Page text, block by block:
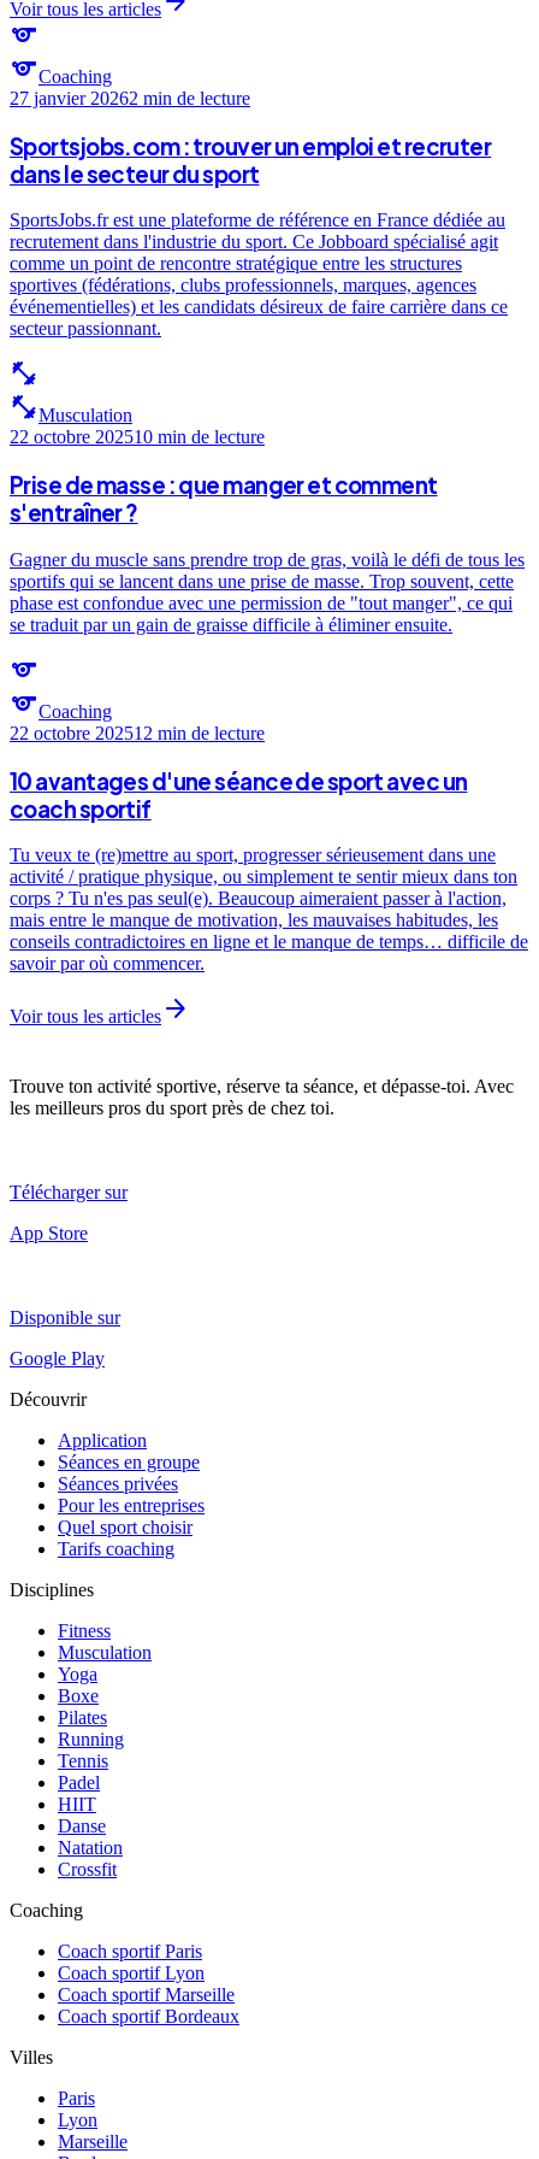
Voir tous les articles
sports
sportsCoaching
27 janvier 20262 min de lecture
Sportsjobs.com : trouver un emploi et recruter
dans le secteur du sport
SportsJobs.fr est une plateforme de référence en France dédiée au
recrutement dans l'industrie du sport. Ce Jobboard spécialisé agit
comme un point de rencontre stratégique entre les structures
sportives (fédérations, clubs professionnels, marques, agences
événementielles) et les candidats désireux de faire carrière dans ce
secteur passionnant.
fitness_center
fitness_centerMusculation
22 octobre 202510 min de lecture
Prise de masse : que manger et comment
s'entraîner ?
Gagner du muscle sans prendre trop de gras, voilà le défi de tous les
sportifs qui se lancent dans une prise de masse. Trop souvent, cette
phase est confondue avec une permission de "tout manger", ce qui
se traduit par un gain de graisse difficile à éliminer ensuite.
sports
sportsCoaching
22 octobre 202512 min de lecture
10 avantages d'une séance de sport avec un
coach sportif
Tu veux te (re)mettre au sport, progresser sérieusement dans une
activité / pratique physique, ou simplement te sentir mieux dans ton
corps ? Tu n'es pas seul(e). Beaucoup aimeraient passer à l'action,
mais entre le manque de motivation, les mauvaises habitudes, les
conseils contradictoires en ligne et le manque de temps… difficile de
savoir par où commencer.
Voir tous les articles arrow_forward
Trouve ton activité sportive, réserve ta séance, et dépasse-toi. Avec
les meilleurs pros du sport près de chez toi.
Télécharger sur
App Store
Disponible sur
Google Play
Découvrir
Application
Séances en groupe
Séances privées
Pour les entreprises
Quel sport choisir
Tarifs coaching
Disciplines
Fitness
Musculation
Yoga
Boxe
Pilates
Running
Tennis
Padel
HIIT
Danse
Natation
Crossfit
Coaching
Coach sportif Paris
Coach sportif Lyon
Coach sportif Marseille
Coach sportif Bordeaux
Villes
Paris
Lyon
Marseille